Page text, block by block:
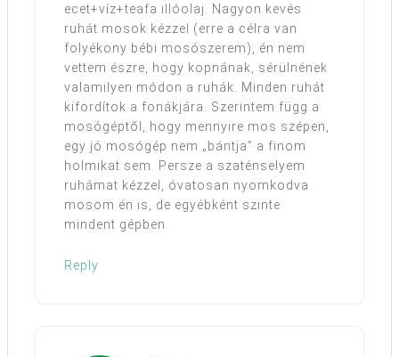
ecet+víz+teafa illóolaj. Nagyon kevés
ruhát mosok kézzel (erre a célra van
folyékony bébi mosószerem), én nem
vettem észre, hogy kopnának, sérülnének
valamilyen módon a ruhák. Minden ruhát
kifordítok a fonákjára. Szerintem függ a
mosógéptől, hogy mennyire mos szépen,
egy jó mosógép nem „bántja” a finom
holmikat sem. Persze a szaténselyem
ruhámat kézzel, óvatosan nyomkodva
mosom én is, de egyébként szinte
mindent gépben.
Reply